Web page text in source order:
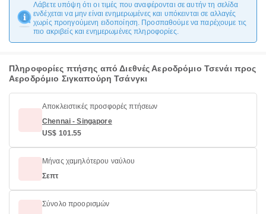
Λάβετε υπόψη ότι οι τιμές που αναφέρονται σε αυτήν τη σελίδα
ενδέχεται να μην είναι ενημερωμένες και υπόκεινται σε αλλαγές
χωρίς προηγούμενη ειδοποίηση. Προσπαθούμε να παρέχουμε τις
πιο ακριβείς και ενημερωμένες πληροφορίες.
Πληροφορίες πτήσης από Διεθνές Αεροδρόμιο Τσενάι προς
Αεροδρόμιο Σιγκαπούρη Τσάνγκι
Αποκλειστικές προσφορές πτήσεων
Chennai - Singapore
US$ 101.55
Μήνας χαμηλότερου ναύλου
Σεπτ
Σύνολο προορισμών